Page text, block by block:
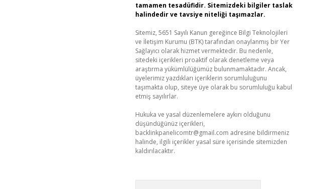
tamamen tesadüfidir. Sitemizdeki bilgiler taslak
halindedir ve tavsiye niteliği taşımazlar.
Sitemiz, 5651 Sayılı Kanun gereğince Bilgi Teknolojileri
ve İletişim Kurumu (BTK) tarafından onaylanmış bir Yer
Sağlayıcı olarak hizmet vermektedir. Bu nedenle,
sitedeki içerikleri proaktif olarak denetleme veya
araştırma yükümlülüğümüz bulunmamaktadır. Ancak,
üyelerimiz yazdıkları içeriklerin sorumluluğunu
taşımakta olup, siteye üye olarak bu sorumluluğu kabul
etmiş sayılırlar.
Hukuka ve yasal düzenlemelere aykırı olduğunu
düşündüğünüz içerikleri,
backlinkpanelicomtr@gmail.com adresine bildirmeniz
halinde, ilgili içerikler yasal süre içerisinde sitemizden
kaldırılacaktır.